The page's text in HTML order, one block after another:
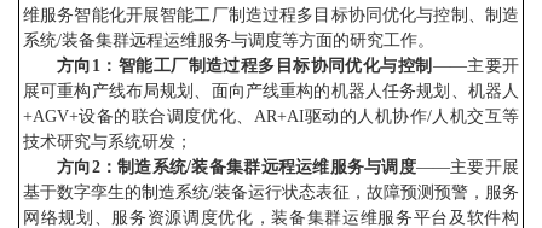
维服务智能化开展智能工厂制造过程多目标协同优化与控制、制造
系统/装备集群远程运维服务与调度等方面的研究工作。
方向1：智能工厂制造过程多目标协同优化与控制 ——主要开
展可重构产线布局规划、面向产线重构的机器人任务规划、机器人
+AGV+设备的联合调度优化、 AR+AI驱动的人机协作/人机交互等
技术研究与系统研发；
方向2：制造系统/装备集群远程运维服务与调度——主要开展
基于数字孪生的制造系统/装备运行状态表征，故障预测预警，服务
网络规划、服务资源调度优化，装备集群运维服务平台及软件构